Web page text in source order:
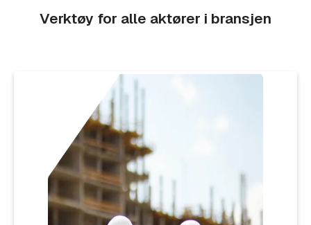
Verktøy for alle aktører i bransjen